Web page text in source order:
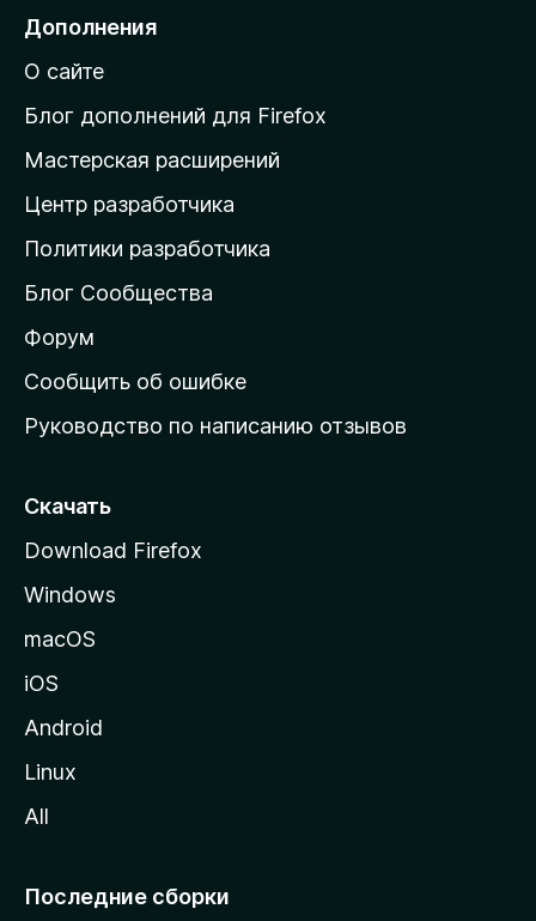
е
й
т
и
а
д
о
а
ш
н
ю
т
а
н
у
M
i
l
Дополнения
О сайте
Блог дополнений для Firefox
Мастерская расширений
Центр разработчика
Политики разработчика
Блог Сообщества
Форум
Сообщить об ошибке
Руководство по написанию отзывов
Скачать
Download Firefox
Windows
macOS
iOS
Android
Linux
All
Последние сборки